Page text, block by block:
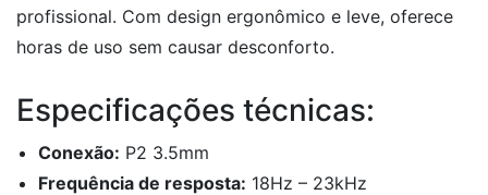
profissional. Com design ergonômico e leve, oferece
horas de uso sem causar desconforto.
Especificações técnicas:
Conexão: P2 3.5mm
Frequência de resposta: 18Hz – 23kHz